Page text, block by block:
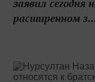
заявил
расширенном з...